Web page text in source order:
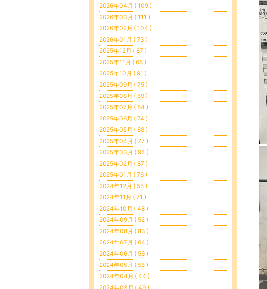
2026年04月 ( 109 )
2026年03月 ( 111 )
2026年02月 ( 104 )
2026年01月 ( 73 )
2025年12月 ( 87 )
2025年11月 ( 68 )
2025年10月 ( 91 )
2025年09月 ( 75 )
2025年08月 ( 59 )
2025年07月 ( 84 )
2025年06月 ( 74 )
2025年05月 ( 88 )
2025年04月 ( 77 )
2025年03月 ( 94 )
2025年02月 ( 87 )
2025年01月 ( 76 )
2024年12月 ( 55 )
2024年11月 ( 71 )
2024年10月 ( 48 )
2024年09月 ( 52 )
2024年08月 ( 83 )
2024年07月 ( 64 )
2024年06月 ( 56 )
2024年05月 ( 55 )
2024年04月 ( 44 )
2024年03月 ( 49 )